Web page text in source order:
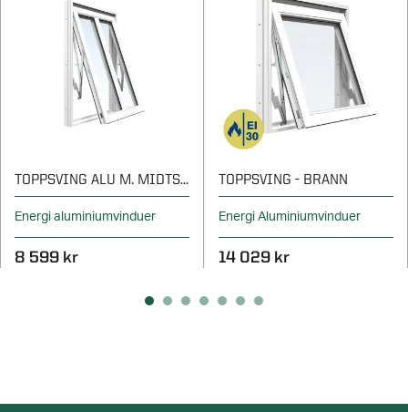
TOPPSVING ALU M. MIDTSTOLPE
Energi aluminiumvinduer
8 599 kr
TOPPSVING - BRANN
Energi Aluminiumvinduer
14 029 kr